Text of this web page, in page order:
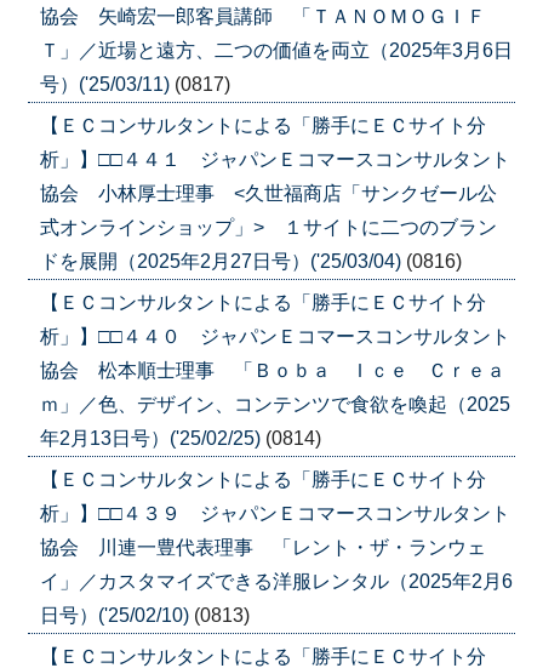
協会 矢崎宏一郎客員講師 「ＴＡＮＯＭＯＧＩＦ
Ｔ」／近場と遠方、二つの価値を両立（2025年3月6日
号）('25/03/11) (0817)
【ＥＣコンサルタントによる「勝手にＥＣサイト分
析」】□□４４１ ジャパンＥコマースコンサルタント
協会 小林厚士理事 <久世福商店「サンクゼール公
式オンラインショップ」> １サイトに二つのブラン
ドを展開（2025年2月27日号）('25/03/04) (0816)
【ＥＣコンサルタントによる「勝手にＥＣサイト分
析」】□□４４０ ジャパンＥコマースコンサルタント
協会 松本順士理事 「Ｂｏｂａ Ｉｃｅ Ｃｒｅａ
ｍ」／色、デザイン、コンテンツで食欲を喚起（2025
年2月13日号）('25/02/25) (0814)
【ＥＣコンサルタントによる「勝手にＥＣサイト分
析」】□□４３９ ジャパンＥコマースコンサルタント
協会 川連一豊代表理事 「レント・ザ・ランウェ
イ」／カスタマイズできる洋服レンタル（2025年2月6
日号）('25/02/10) (0813)
【ＥＣコンサルタントによる「勝手にＥＣサイト分